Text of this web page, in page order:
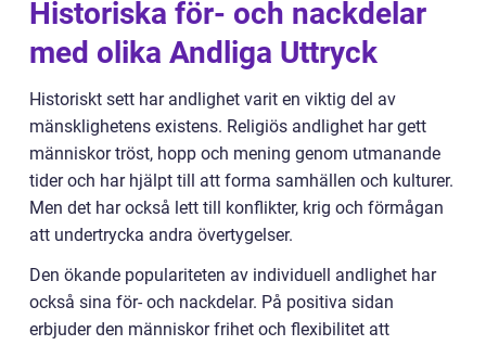
Historiska för- och nackdelar
med olika Andliga Uttryck
Historiskt sett har andlighet varit en viktig del av
mänsklighetens existens. Religiös andlighet har gett
människor tröst, hopp och mening genom utmanande
tider och har hjälpt till att forma samhällen och kulturer.
Men det har också lett till konflikter, krig och förmågan
att undertrycka andra övertygelser.
Den ökande populariteten av individuell andlighet har
också sina för- och nackdelar. På positiva sidan
erbjuder den människor frihet och flexibilitet att